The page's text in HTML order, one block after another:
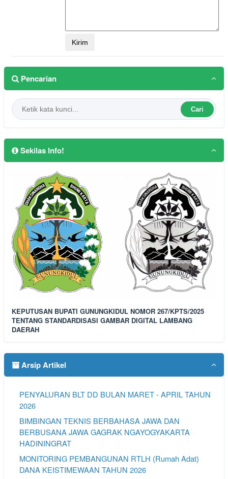
Pencarian
Cari
Sekilas Info!
KEPUTUSAN BUPATI GUNUNGKIDUL NOMOR 267/KPTS/2025
TENTANG STANDARDISASI GAMBAR DIGITAL LAMBANG
DAERAH
Arsip Artikel
PENYALURAN BLT DD BULAN MARET - APRIL TAHUN
2026
BIMBINGAN TEKNIS BERBAHASA JAWA DAN
BERBUSANA JAWA GAGRAK NGAYOGYAKARTA
HADININGRAT
MONITORING PEMBANGUNAN RTLH (Rumah Adat)
DANA KEISTIMEWAAN TAHUN 2026